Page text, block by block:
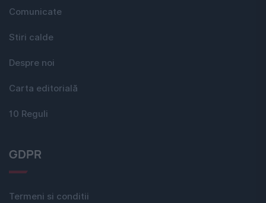
Comunicate
Stiri calde
Despre noi
Carta editorială
10 Reguli
GDPR
Termeni si conditii